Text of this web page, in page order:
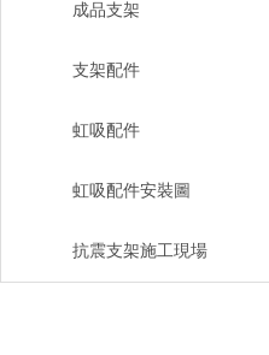
成品支架
支架配件
虹吸配件
虹吸配件安裝圖
抗震支架施工現場